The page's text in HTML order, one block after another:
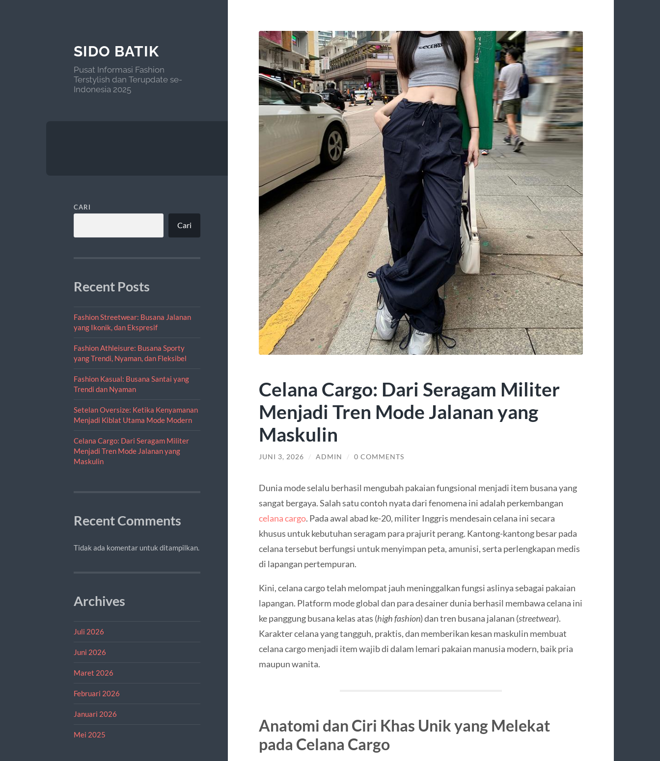
SIDO BATIK
Pusat Informasi Fashion
Terstylish dan Terupdate se-
Indonesia 2025
CARI
Cari
Recent Posts
Fashion Streetwear: Busana Jalanan
yang Ikonik, dan Ekspresif
Fashion Athleisure: Busana Sporty
yang Trendi, Nyaman, dan Fleksibel
Fashion Kasual: Busana Santai yang
Trendi dan Nyaman
Setelan Oversize: Ketika Kenyamanan
Menjadi Kiblat Utama Mode Modern
Celana Cargo: Dari Seragam Militer
Menjadi Tren Mode Jalanan yang
Maskulin
Recent Comments
Tidak ada komentar untuk ditampilkan.
Archives
Juli 2026
Juni 2026
Maret 2026
Februari 2026
Januari 2026
Mei 2025
Celana Cargo: Dari Seragam Militer
Menjadi Tren Mode Jalanan yang
Maskulin
JUNI 3, 2026 / ADMIN / 0 COMMENTS
Dunia mode selalu berhasil mengubah pakaian fungsional menjadi item busana yang
sangat bergaya. Salah satu contoh nyata dari fenomena ini adalah perkembangan
celana cargo. Pada awal abad ke-20, militer Inggris mendesain celana ini secara
khusus untuk kebutuhan seragam para prajurit perang. Kantong-kantong besar pada
celana tersebut berfungsi untuk menyimpan peta, amunisi, serta perlengkapan medis
di lapangan pertempuran.
Kini, celana cargo telah melompat jauh meninggalkan fungsi aslinya sebagai pakaian
lapangan. Platform mode global dan para desainer dunia berhasil membawa celana ini
ke panggung busana kelas atas (high fashion) dan tren busana jalanan (streetwear).
Karakter celana yang tangguh, praktis, dan memberikan kesan maskulin membuat
celana cargo menjadi item wajib di dalam lemari pakaian manusia modern, baik pria
maupun wanita.
Anatomi dan Ciri Khas Unik yang Melekat
pada Celana Cargo